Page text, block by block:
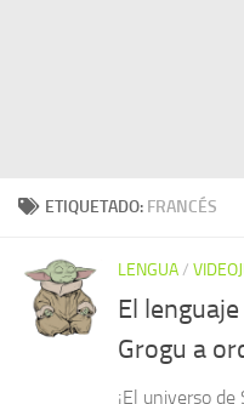
ETIQUETADO: FRANCÉS
LENGUA/
El
Grogu a
¡El universo